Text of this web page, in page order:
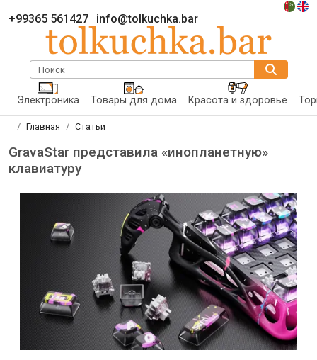
+99365 561427 info@tolkuchka.bar
Поиск
Электроника Товары для дома Красота и здоровье
Главная Статьи
GravaStar представила «инопланетную»
клавиатуру